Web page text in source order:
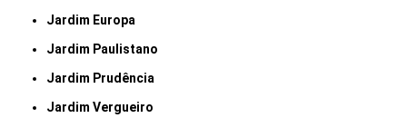
Jardim Europa
Jardim Paulistano
Jardim Prudência
Jardim Vergueiro